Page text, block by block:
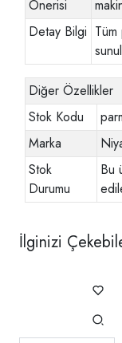
Önerisi
Detay Bilgi
Diğer Özellikler
Stok Kodu
Marka
Stok
Durumu
Bu
İlginizi